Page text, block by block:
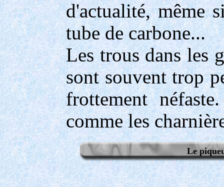
d'actualité, même
tube de carbone...
Les trous dans les
sont souvent trop
frottement
comme les
Le